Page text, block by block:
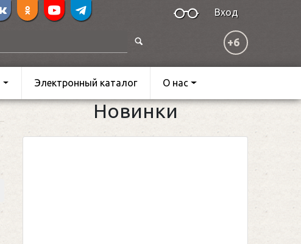
Вход
+6
Электронный каталог О нас
Новинки